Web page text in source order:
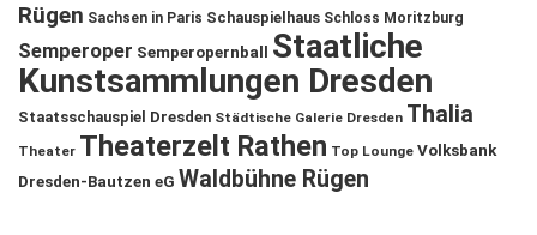
Rügen Sachsen in Paris Schauspielhaus Schloss Moritzburg
Semperoper Semperopernball
Staatliche
Kunstsammlungen Dresden
Staatsschauspiel Dresden Städtische Galerie Dresden Thalia
Theater Theaterzelt Rathen Top Lounge Volksbank
Dresden-Bautzen eG Waldbühne Rügen